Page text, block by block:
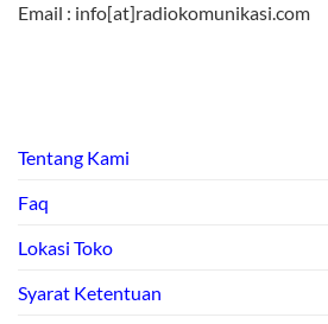
Email : info[at]radiokomunikasi.com
Tentang Kami
Faq
Lokasi Toko
Syarat Ketentuan